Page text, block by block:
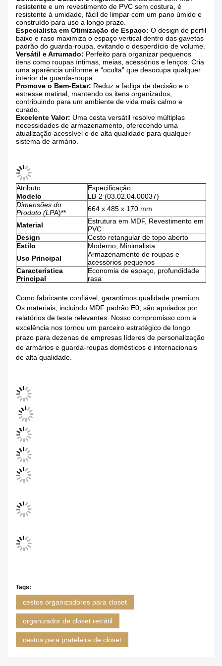
resistente e um revestimento de PVC sem costura, é
resistente à umidade, fácil de limpar com um pano úmido e
construído para uso a longo prazo.
Especialista em Otimização de Espaço: ​ O design de perfil
baixo e raso maximiza o espaço vertical dentro das gavetas
padrão do guarda-roupa, evitando o desperdício de volume.
Versátil e Arrumado: ​ Perfeito para organizar pequenos
itens como roupas íntimas, meias, acessórios e lenços. Cria
uma aparência uniforme e “oculta” que desocupa qualquer
interior de guarda-roupa.
Promove o Bem-Estar: ​ Reduz a fadiga de decisão e o
estresse matinal, mantendo os itens organizados,
contribuindo para um ambiente de vida mais calmo e
curado.
Excelente Valor: ​ Uma cesta versátil resolve múltiplas
necessidades de armazenamento, oferecendo uma
atualização acessível e de alta qualidade para qualquer
sistema de armário.
Atributo
Especificação
Modelo
LB-2 (03.02.04.00037)
Dimensões do
Produto (LPA)**​ 664 x 485 x 170 mm
Material
Estrutura em MDF, Revestimento em
PVC
Design
Cesto retangular de topo aberto
Estilo
Moderno, Minimalista
Uso Principal
Armazenamento de roupas e
acessórios pequenos
Característica
Principal
Economia de espaço, profundidade
rasa
Como fabricante confiável, garantimos qualidade premium.
Os materiais, incluindo MDF padrão E0, são apoiados por
relatórios de teste relevantes. Nosso compromisso com a
excelência nos tornou um parceiro estratégico de longo
prazo para dezenas de empresas líderes de personalização
de armários e guarda-roupas domésticos e internacionais
de alta qualidade.
Tags:
cestos organizadores para closet
organizador de closet retrátil
cestos para prateleira de closet